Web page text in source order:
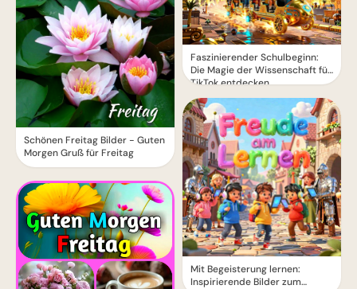
Schönen Freitag Bilder - Guten
Morgen Gruß für Freitag
Faszinierender Schulbeginn:
Die Magie der Wissenschaft für
TikTok entdecken
Mit Begeisterung lernen:
Inspirierende Bilder zum